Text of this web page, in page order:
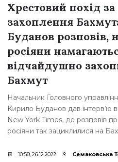
Хрестовий похід за
захоплення
Буданов розповів,
росіяни
відчайдушно
Бахмут
Начальник Головного
Кирило Буданов дав інтерв’ю
New York Times, де розповів
росіяни так зациклилися на
10:58, 26.12.2022 Семаковська